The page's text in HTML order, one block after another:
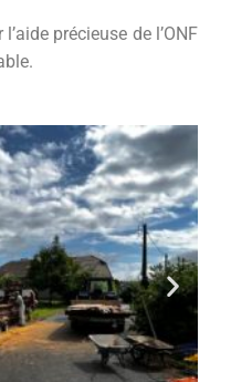
précieuse de l’ONF